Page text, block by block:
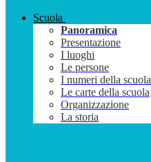
Scuola
Panoramica
Presentazione
I luoghi
Le persone
I numeri della scuola
Le carte della scuola
Organizzazione
La storia